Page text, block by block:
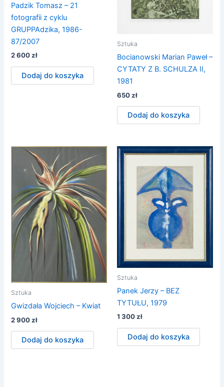
Padzik Tomasz – 21
fotografii z cyklu
GRUPPAdzika, 1986-
87/2007
2 600zł
Dodaj do koszyka
Sztuka
Bocianowski Marian Paweł –
CYTATY Z B. SCHULZA II,
1981
650zł
Dodaj do koszyka
Sztuka
Gwizdała Wojciech – Kwiat
2 900zł
Dodaj do koszyka
Sztuka
Panek Jerzy – BEZ
TYTUŁU, 1979
1 300zł
Dodaj do koszyka